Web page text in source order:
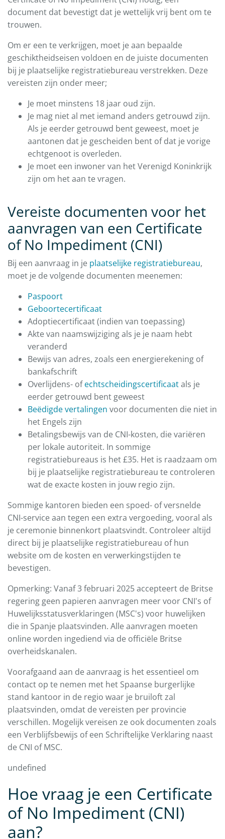
document dat bevestigt dat je wettelijk vrij bent om te
trouwen.
Om er een te verkrijgen, moet je aan bepaalde
geschiktheidseisen voldoen en de juiste documenten
bij je plaatselijke registratiebureau verstrekken. Deze
vereisten zijn onder meer;
Je moet minstens 18 jaar oud zijn.
Je mag niet al met iemand anders getrouwd zijn.
Als je eerder getrouwd bent geweest, moet je
aantonen dat je gescheiden bent of dat je vorige
echtgenoot is overleden.
Je moet een inwoner van het Verenigd Koninkrijk
zijn om het aan te vragen.
Vereiste documenten voor het
aanvragen van een Certificate
of No Impediment (CNI)
Bij een aanvraag in je plaatselijke registratiebureau,
moet je de volgende documenten meenemen:
Paspoort
Geboortecertificaat
Adoptiecertificaat (indien van toepassing)
Akte van naamswijziging als je je naam hebt
veranderd
Bewijs van adres, zoals een energierekening of
bankafschrift
Overlijdens- ofechtscheidingscertificaatals je
eerder getrouwd bent geweest
Beëdigde vertalingen voor documenten die niet in
het Engels zijn
Betalingsbewijs van de CNI-kosten, die variëren
per lokale autoriteit. In sommige
registratiebureaus is het £35. Het is raadzaam om
bij je plaatselijke registratiebureau te controleren
wat de exacte kosten in jouw regio zijn.
Sommige kantoren bieden een spoed- of versnelde
CNI-service aan tegen een extra vergoeding, vooral als
je ceremonie binnenkort plaatsvindt. Controleer altijd
direct bij je plaatselijke registratiebureau of hun
website om de kosten en verwerkingstijden te
bevestigen.
Opmerking: Vanaf 3 februari 2025 accepteert de Britse
regering geen papieren aanvragen meer voor CNI's of
Huwelijksstatusverklaringen (MSC's) voor huwelijken
die in Spanje plaatsvinden. Alle aanvragen moeten
online worden ingediend via de officiële Britse
overheidskanalen.
Voorafgaand aan de aanvraag is het essentieel om
contact op te nemen met het Spaanse burgerlijke
stand kantoor in de regio waar je bruiloft zal
plaatsvinden, omdat de vereisten per provincie
verschillen. Mogelijk vereisen ze ook documenten zoals
een Verblijfsbewijs of een Schriftelijke Verklaring naast
de CNI of MSC.
undefined
Hoe vraag je een Certificate
of No Impediment (CNI)
aan?